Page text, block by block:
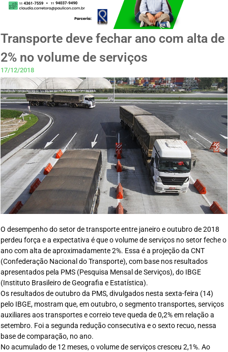
Transporte deve fechar ano com alta de
2% no volume de serviços
17/12/2018
O desempenho do setor de transporte entre janeiro e outubro de 2018
perdeu força e a expectativa é que o volume de serviços no setor feche o
ano com alta de aproximadamente 2%. Essa é a projeção da CNT
(Confederação Nacional do Transporte), com base nos resultados
apresentados pela PMS (Pesquisa Mensal de Serviços), do IBGE
(Instituto Brasileiro de Geografia e Estatística).
Os resultados de outubro da PMS, divulgados nesta sexta-feira (14)
pelo IBGE, mostram que, em outubro, o segmento transportes, serviços
auxiliares aos transportes e correio teve queda de 0,2% em relação a
setembro. Foi a segunda redução consecutiva e o sexto recuo, nessa
base de comparação, no ano.
No acumulado de 12 meses, o volume de serviços cresceu 2,1%. Ao